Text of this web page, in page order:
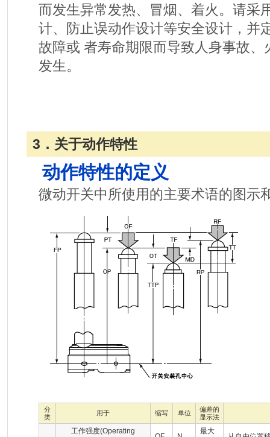
而发生异常发热、冒烟、着火。请采
计、防止误动作设计等安全设计，并
故障或 者寿命期限而导致人身事故
发生。
3．关于动作特性
动作特性的定义
微动开关中所使用的主要术语的图示
分
类
用于 缩写 单位
偏差的
显示法
工作强度(Operating
最大